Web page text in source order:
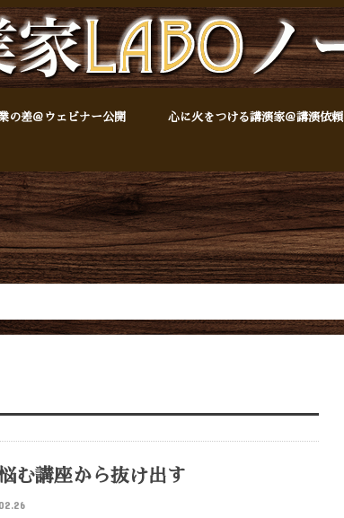
の差＠ウェビナー公開 心に火をつける講演家＠講演依頼
む講座から抜け出す